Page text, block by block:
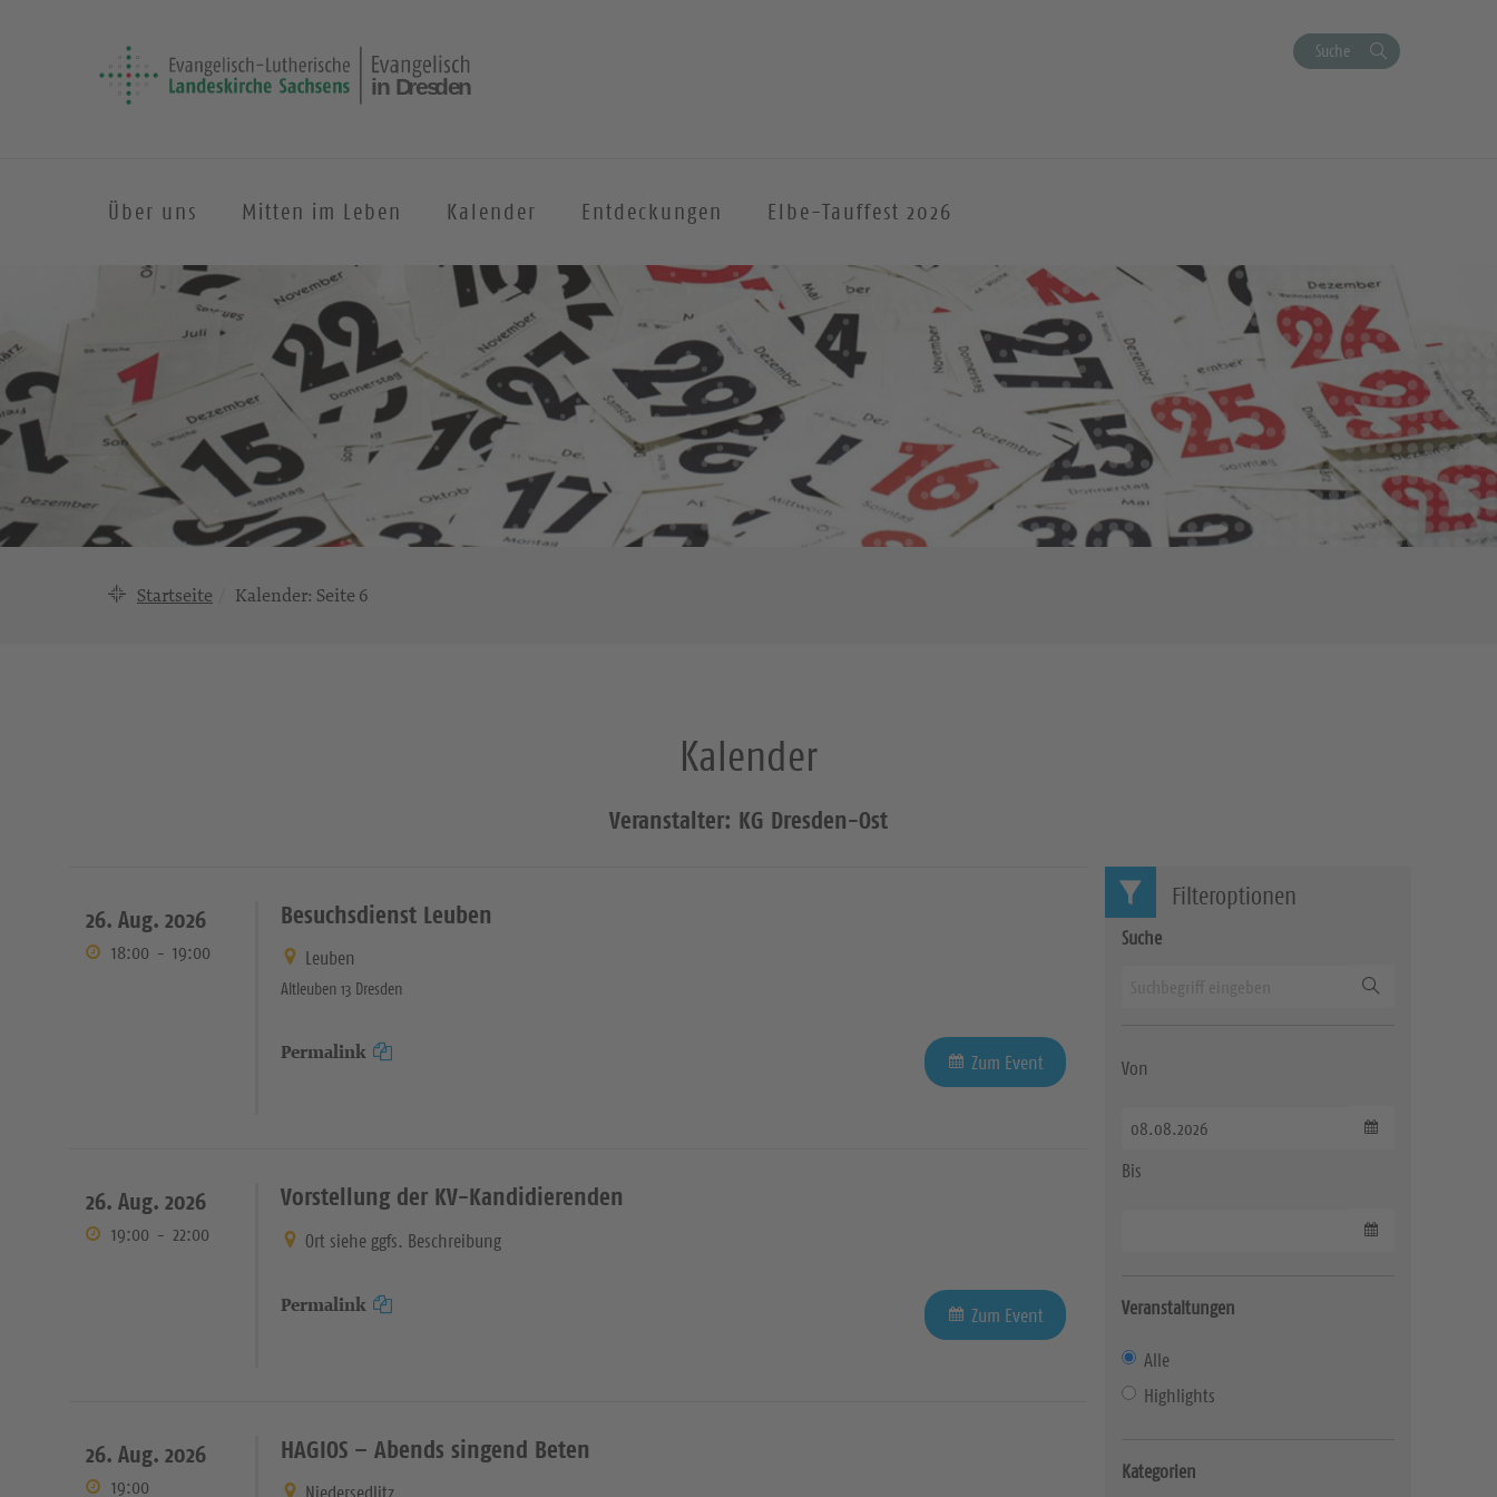
Suche
Über uns Mitten im Leben Kalender Entdeckungen Elbe-Tauffest 2026
Startseite Kalender: Seite 6
Kalender
Veranstalter: KG Dresden-Ost
26. Aug. 2026
18:00 - 19:00
Besuchsdienst Leuben
Leuben
Altleuben 13 Dresden
Permalink Zum Event
26. Aug. 2026
19:00 - 22:00
Vorstellung der KV-Kandidierenden
Ort siehe ggfs. Beschreibung
Permalink Zum Event
26. Aug. 2026
19:00
HAGIOS – Abends singend Beten
Filteroptionen
Suche
Von
Bis
Veranstaltungen
Alle
Highlights
Kategorien